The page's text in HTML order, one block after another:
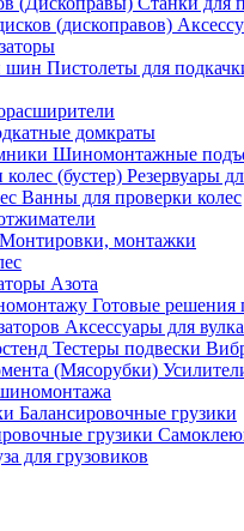
Пистолеты для
домкраты
Шиномонтажные
Резервуары
Ванны для проверки колес
Монтировки, монтажки
Азота
Готовые
Аксессуары для
Тестеры подвески
Балансировочные грузики
для грузовиков